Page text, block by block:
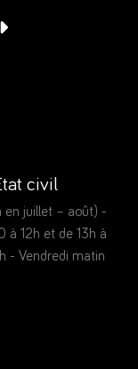
civil
en juillet – août) -
à 12h et de 13h à
- Vendredi matin